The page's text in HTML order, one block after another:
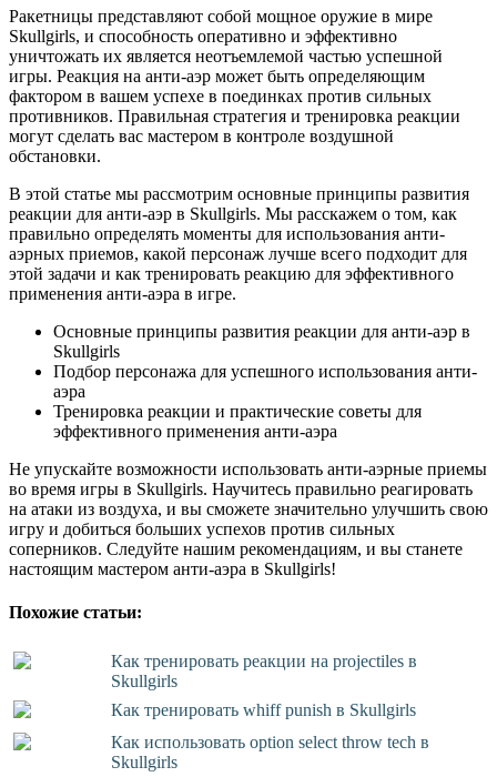
Ракетницы представляют собой мощное оружие в мире
Skullgirls, и способность оперативно и эффективно
уничтожать их является неотъемлемой частью успешной
игры. Реакция на анти-аэр может быть определяющим
фактором в вашем успехе в поединках против сильных
противников. Правильная стратегия и тренировка реакции
могут сделать вас мастером в контроле воздушной
обстановки.
В этой статье мы рассмотрим основные принципы развития
реакции для анти-аэр в Skullgirls. Мы расскажем о том, как
правильно определять моменты для использования анти-
аэрных приемов, какой персонаж лучше всего подходит для
этой задачи и как тренировать реакцию для эффективного
применения анти-аэра в игре.
Основные принципы развития реакции для анти-аэр в
Skullgirls
Подбор персонажа для успешного использования анти-
аэра
Тренировка реакции и практические советы для
эффективного применения анти-аэра
Не упускайте возможности использовать анти-аэрные приемы
во время игры в Skullgirls. Научитесь правильно реагировать
на атаки из воздуха, и вы сможете значительно улучшить свою
игру и добиться больших успехов против сильных
соперников. Следуйте нашим рекомендациям, и вы станете
настоящим мастером анти-аэра в Skullgirls!
Похожие статьи:
Как тренировать реакции на projectiles в
Skullgirls
Как тренировать whiff punish в Skullgirls
Как использовать option select throw tech в
Skullgirls